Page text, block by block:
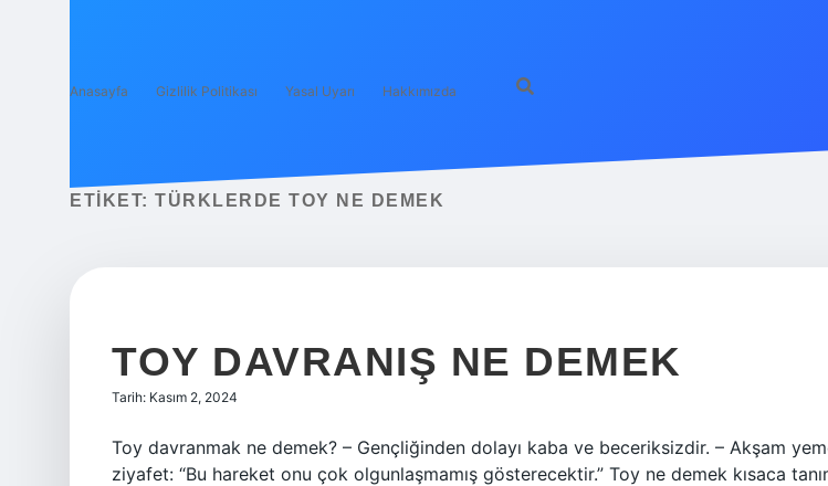
Anasayfa Gizlilik Politikası Yasal Uyarı Hakkımızda
ETIKET: TÜRKLERDE TOY NE DEMEK
TOY DAVRANIŞ NE DEMEK
Tarih: Kasım 2, 2024
Toy davranmak ne demek? – Gençliğinden dolayı kaba ve beceriksizdir. – Akşam
ziyafet: “Bu hareket onu çok olgunlaşmamış gösterecektir.” Toy ne demek kısaca